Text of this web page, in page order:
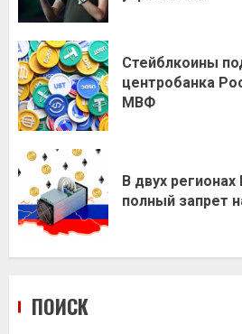
Стейблкоины
центробанка
МВФ
В двух
полный запрет
ПОИСК